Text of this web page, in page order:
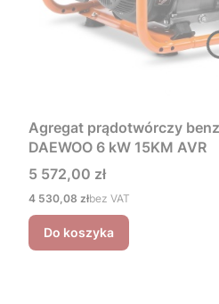
Agregat prądotwórczy
DAEWOO 6 kW 15KM AVR
Cena
5 572,00 zł
Cena
4 530,08 złbez VAT
Do koszyka